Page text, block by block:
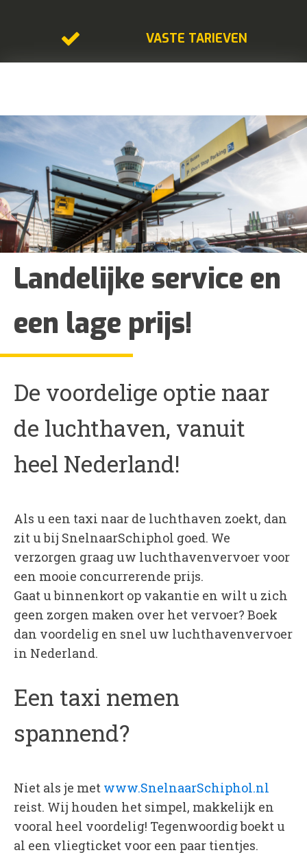
VASTE TARIEVEN
Landelijke service en
een lage prijs!
De voordelige optie naar
de luchthaven, vanuit
heel Nederland!
Als u een taxi naar de luchthaven zoekt, dan
zit u bij SnelnaarSchiphol goed. We
verzorgen graag uw luchthavenvervoer voor
een mooie concurrerende prijs.
Gaat u binnenkort op vakantie en wilt u zich
geen zorgen maken over het vervoer? Boek
dan voordelig en snel uw luchthavenvervoer
in Nederland.
Een taxi nemen
spannend?
Niet als je met www.SnelnaarSchiphol.nl
reist. Wij houden het simpel, makkelijk en
vooral heel voordelig! Tegenwoordig boekt u
al een vliegticket voor een paar tientjes.